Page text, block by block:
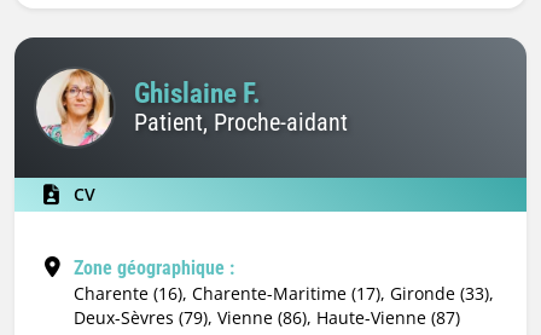
Ghislaine F.
Patient, Proche-aidant
CV
Zone géographique :
Charente (16), Charente-Maritime (17), Gironde (33),
Deux-Sèvres (79), Vienne (86), Haute-Vienne (87)